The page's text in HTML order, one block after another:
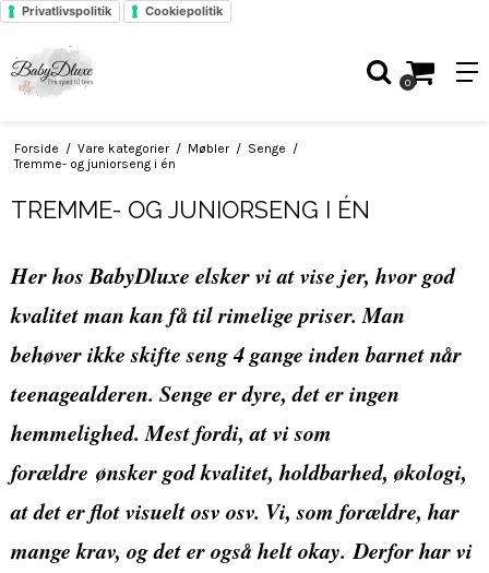
Privatlivspolitik Cookiepolitik
0
Forside / Vare kategorier / Møbler / Senge /
Tremme- og juniorseng i én
TREMME- OG JUNIORSENG I ÉN
Her hos BabyDluxe elsker vi at vise jer, hvor god
kvalitet man kan få til rimelige priser. Man
behøver ikke skifte seng 4 gange inden barnet når
teenagealderen. Senge er dyre, det er ingen
hemmelighed. Mest fordi, at vi som
forældre ønsker god kvalitet, holdbarhed, økologi,
at det er flot visuelt osv osv. Vi, som forældre, har
mange krav, og det er også helt okay. Derfor har vi